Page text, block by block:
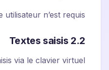
n’est requis.
2.2 Textes saisis
via le clavier virtuel :